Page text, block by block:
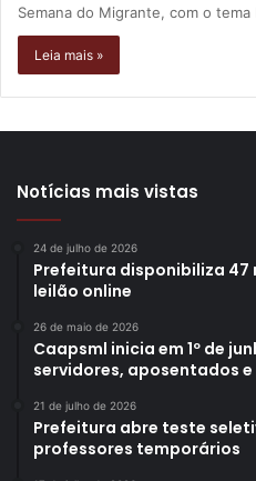
Semana do Migrante, com o
Leia mais »
Notícias mais vistas
24 de julho de 2026
Prefeitura disponibiliza 47
leilão online
26 de maio de 2026
Caapsml inicia em 1º de
servidores, aposentados
21 de julho de 2026
Prefeitura abre teste
professores temporários